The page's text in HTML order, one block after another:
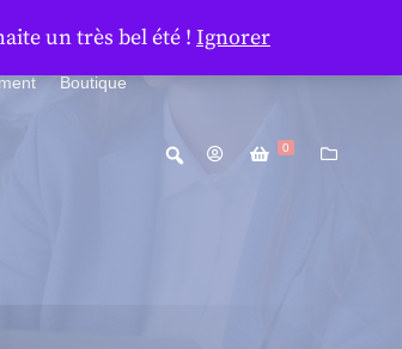
Boutique
0
un très bel été ! Ignorer